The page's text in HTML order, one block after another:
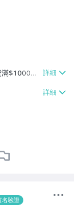
$1000免
名驗證